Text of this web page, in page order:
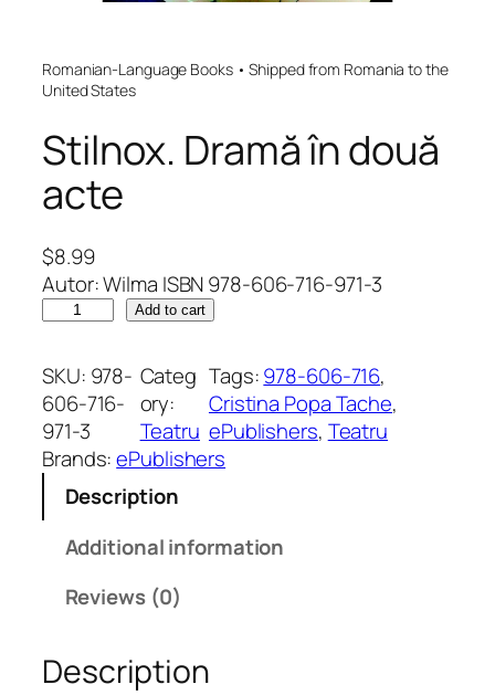
Romanian-Language Books • Shipped from Romania to the
United States
Stilnox. Dramă în două
acte
$8.99
Autor: Wilma ISBN 978-606-716-971-3
i
l
n
o
x
î
Add to cart
SKU: 978-
606-716-
971-3
Categ
ory:
Teatru
Tags:978-606-716
Cristina Popa Tache
ePublishers, Teatru
Brands:ePublishers
Description
Additional information
Reviews (0)
Description